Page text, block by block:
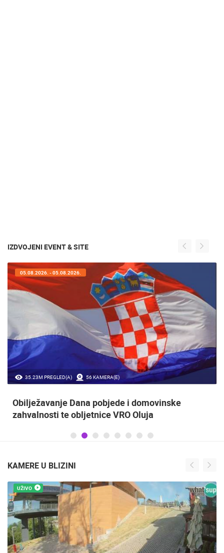
IZDVOJENI EVENT & SITE
35.23M PREGLED(A) 56 KAMERA(E)
05.08.2026. - 05.08.2026.
Obilježavanje Dana pobjede i domovinske
zahvalnosti te obljetnice VRO Oluja
KAMERE U BLIZINI
UŽIVO